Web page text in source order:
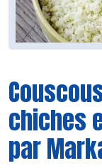
chiches
par